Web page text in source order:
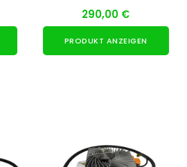
290,00 €
PRODUKT ANZEIGEN